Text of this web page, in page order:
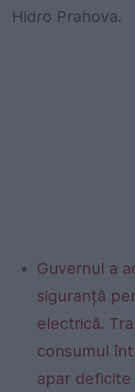
Hidro Prahova.
Guvernul a
siguranță
electrică.
consumul
apar deficite